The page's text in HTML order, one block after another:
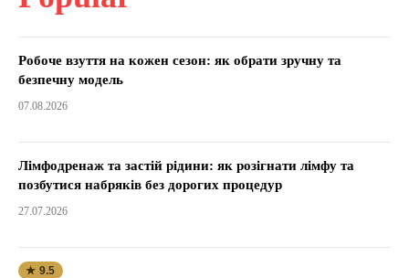
Робоче взуття на кожен сезон: як обрати зручну та
безпечну модель
07.08.2026
Лімфодренаж та застій рідини: як розігнати лімфу та
позбутися набряків без дорогих процедур
27.07.2026
★ 9.5